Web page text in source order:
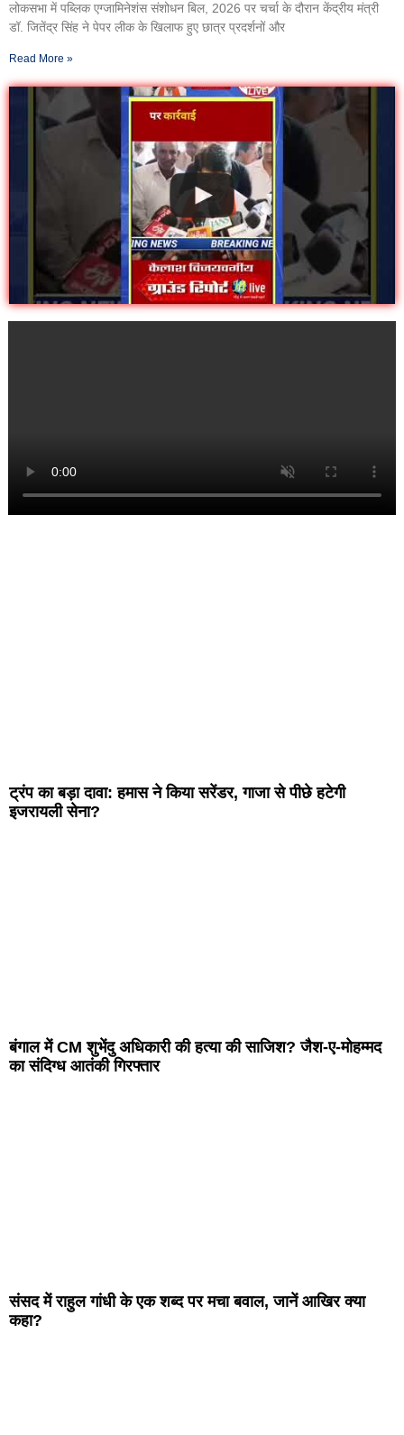
लोकसभा में पब्लिक एग्जामिनेशंस संशोधन बिल, 2026 पर चर्चा के दौरान केंद्रीय मंत्री
डॉ. जितेंद्र सिंह ने पेपर लीक के खिलाफ हुए छात्र प्रदर्शनों और
Read More »
ट्रंप का बड़ा दावा: हमास ने किया सरेंडर, गाजा से पीछे हटेगी
इजरायली सेना?
बंगाल में CM शुभेंदु अधिकारी की हत्या की साजिश? जैश-ए-मोहम्मद
का संदिग्ध आतंकी गिरफ्तार
संसद में राहुल गांधी के एक शब्द पर मचा बवाल, जानें आखिर क्या
कहा?